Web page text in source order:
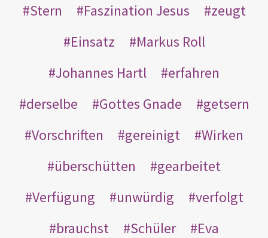
Stern
Faszination Jesus
zeugt
Einsatz
Markus Roll
Johannes Hartl
erfahren
derselbe
Gottes Gnade
getsern
Vorschriften
gereinigt
Wirken
überschütten
gearbeitet
Verfügung
unwürdig
verfolgt
brauchst
Schüler
Eva